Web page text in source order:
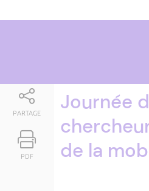
PARTAGE
PDF
Journée
de la